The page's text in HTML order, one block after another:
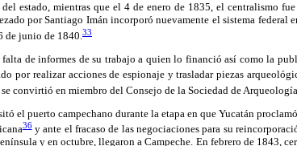
estado, mientras que el 4 de enero de 1835, el centralismo
por Santiago Imán incorporó nuevamente el sistema federal
de junio de 1840. 33
de informes de su trabajo a quien lo financió así como la
por realizar acciones de espionaje y trasladar piezas
convirtió en miembro del Consejo de la Sociedad de Arqueología
el puerto campechano durante la etapa en que Yucatán
36y ante el fracaso de las negociaciones para su
y en octubre, llegaron a Campeche. En febrero de 1843,